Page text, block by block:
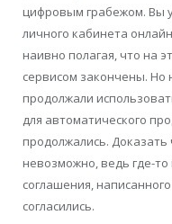
цифровым грабежом. Вы
личного кабинета
наивно полагая, что на
сервисом закончены. Но
продолжали
для автоматического
продолжались.
невозможно, ведь где-то
соглашения,
согласились.